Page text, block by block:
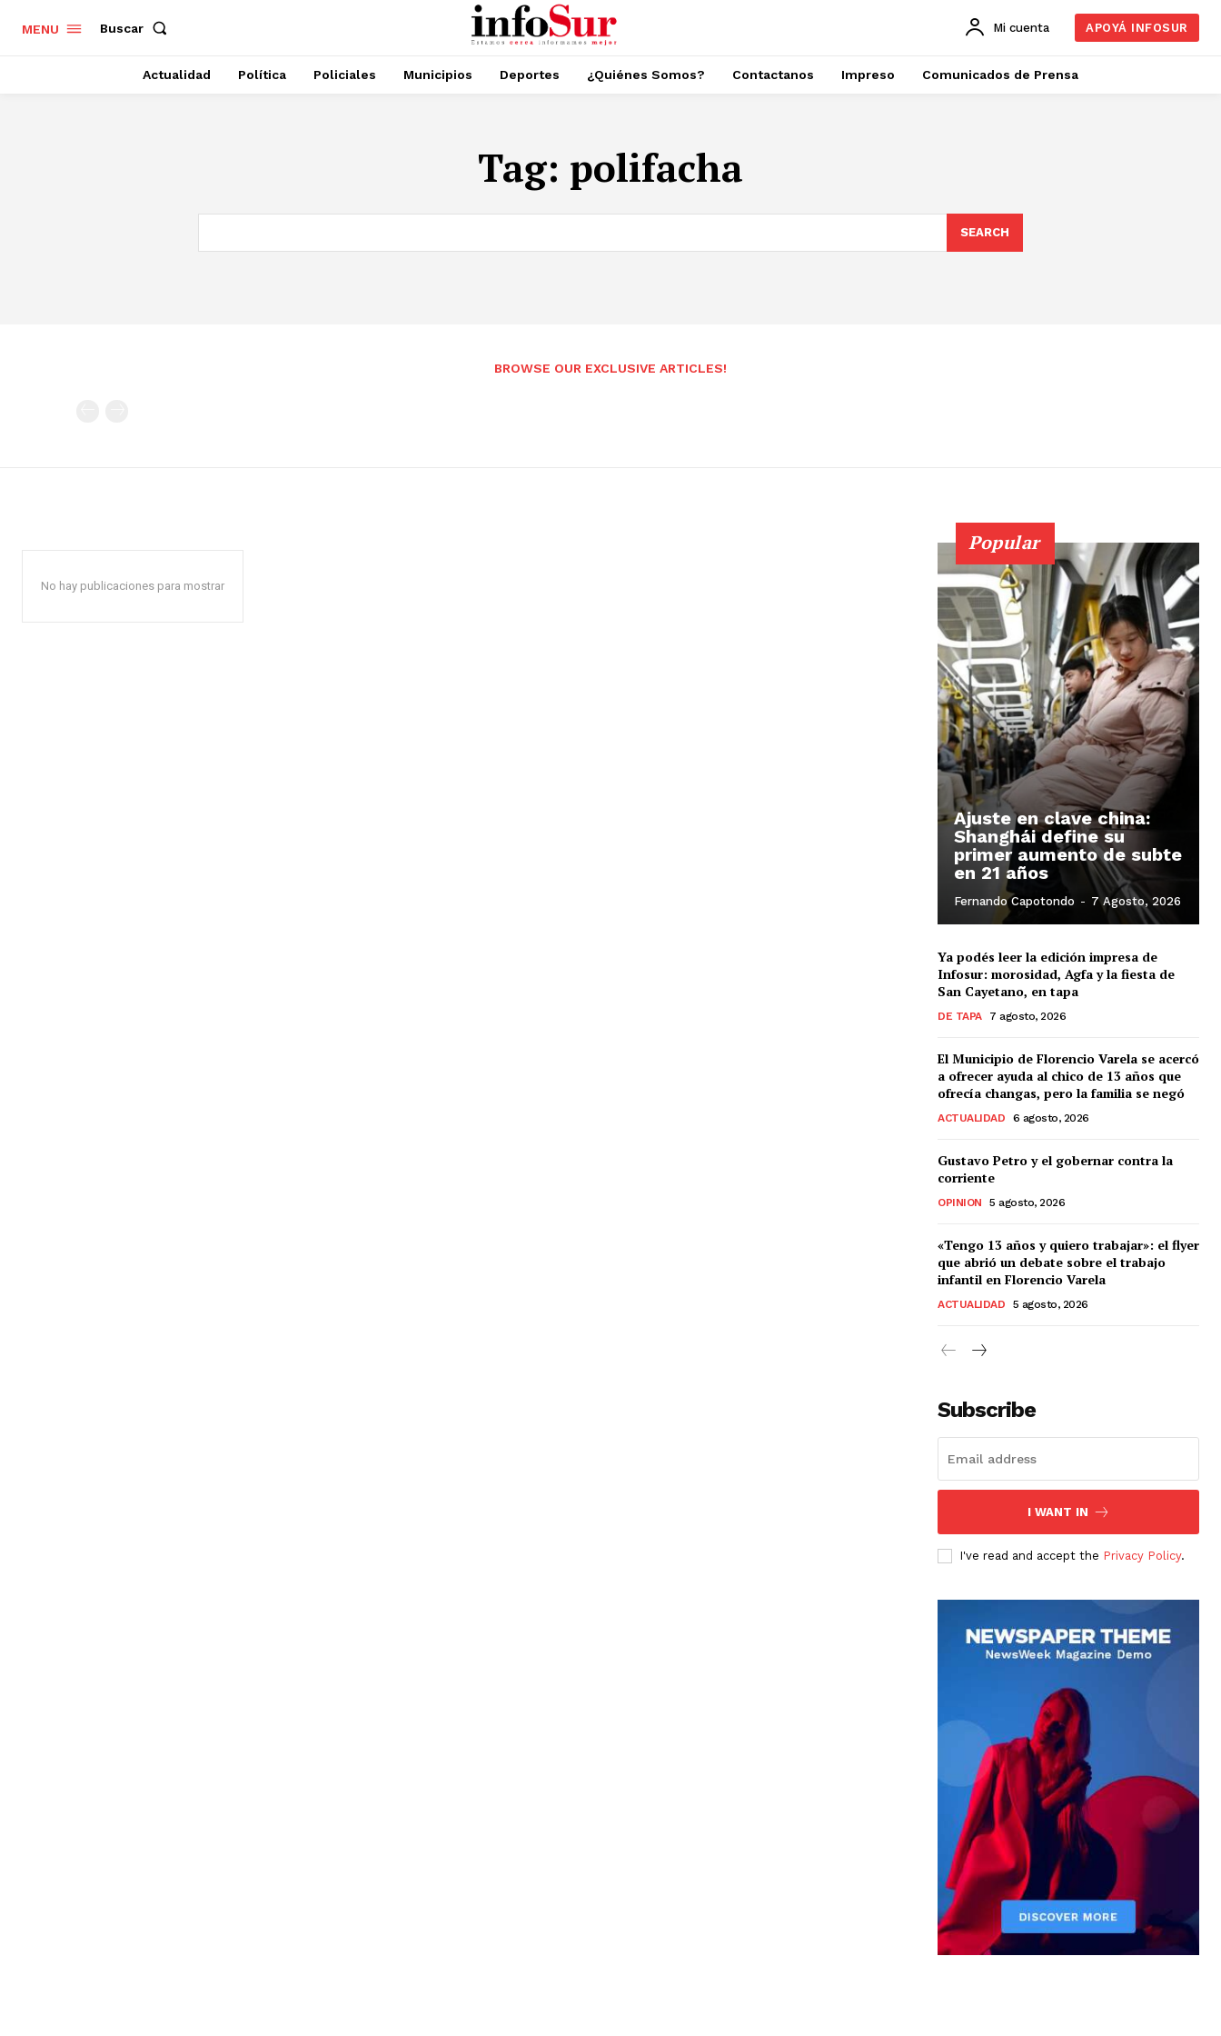
MENU Buscar Mi cuenta APOYÁ INFOSUR
Actualidad Política Policiales Municipios Deportes ¿Quiénes Somos? Contactanos Impreso Comunicados de Prensa
Tag: polifacha
SEARCH
BROWSE OUR EXCLUSIVE ARTICLES!
No hay publicaciones para mostrar
Popular
Ajuste en clave china:
Shanghái define su
primer aumento de subte
en 21 años
Fernando Capotondo - 7 Agosto, 2026
Ya podés leer la edición impresa de
Infosur: morosidad, Agfa y la fiesta de
San Cayetano, en tapa
DE TAPA 7 agosto, 2026
El Municipio de Florencio Varela se acercó
a ofrecer ayuda al chico de 13 años que
ofrecía changas, pero la familia se negó
ACTUALIDAD 6 agosto, 2026
Gustavo Petro y el gobernar contra la
corriente
OPINION 5 agosto, 2026
«Tengo 13 años y quiero trabajar»: el flyer
que abrió un debate sobre el trabajo
infantil en Florencio Varela
ACTUALIDAD 5 agosto, 2026
Subscribe
I WANT IN
I've read and accept the Privacy Policy.